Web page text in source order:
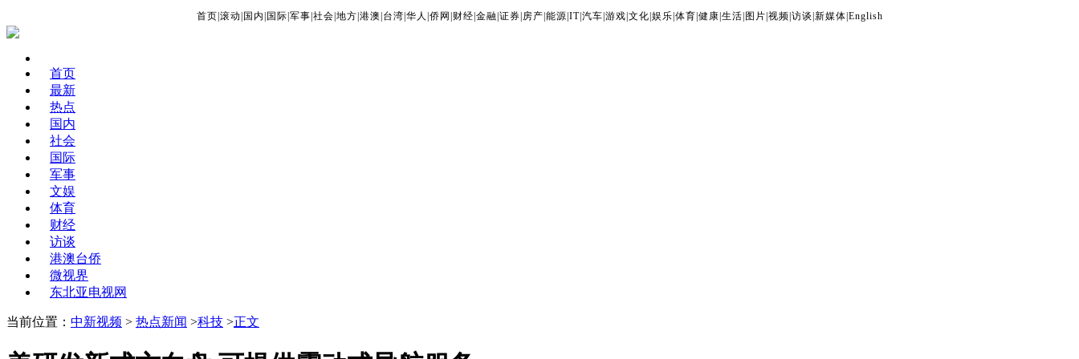
首页 滚动 国内 国际 军事 社会 地方 港澳 台湾 华人 侨网 财经 金融 证券 房产 能源 IT| 汽车 游戏 文化 娱乐 体育 健康 生活 图片 视频 访谈 新媒体 English
首页
最新
热点
国内
社会
国际
军事
文娱
体育
财经
访谈
港澳台侨
微视界
东北亚电视网
当前位置： 中新视频 > 热点新闻 >科技 >正文